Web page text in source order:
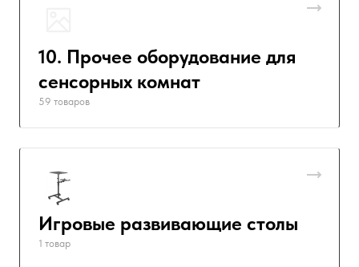
10. Прочее оборудование для
сенсорных комнат
59 товаров
Игровые развивающие столы
1 товар